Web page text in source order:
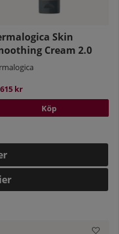
Skin
Cream 2.0
kr
Köp